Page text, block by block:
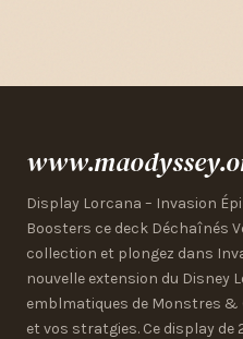
Display Lorcana – Invasion
Boosters ce deck Déchaînés
collection et plongez dans
nouvelle extension du Disney
emblmatiques de Monstres &
et vos stratgies. Ce display